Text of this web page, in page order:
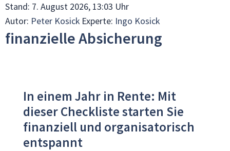
Stand: 7. August 2026, 13:03 Uhr
Autor: Peter Kosick Experte: Ingo Kosick
finanzielle Absicherung
In einem Jahr in Rente: Mit
dieser Checkliste starten Sie
finanziell und organisatorisch
entspannt